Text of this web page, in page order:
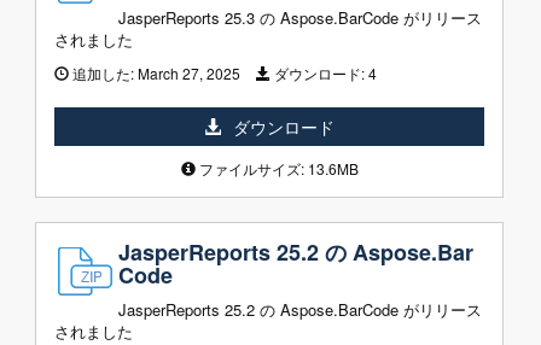
JasperReports 25.3 の Aspose.BarCode がリリース
されました
追加した:March 27, 2025 ダウンロード:4
ダウンロード
ファイルサイズ: 13.6MB
JasperReports 25.2 の Aspose.Bar
Code
JasperReports 25.2 の Aspose.BarCode がリリース
されました